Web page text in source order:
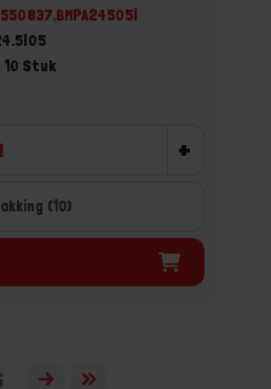
Stuk
+
(10)